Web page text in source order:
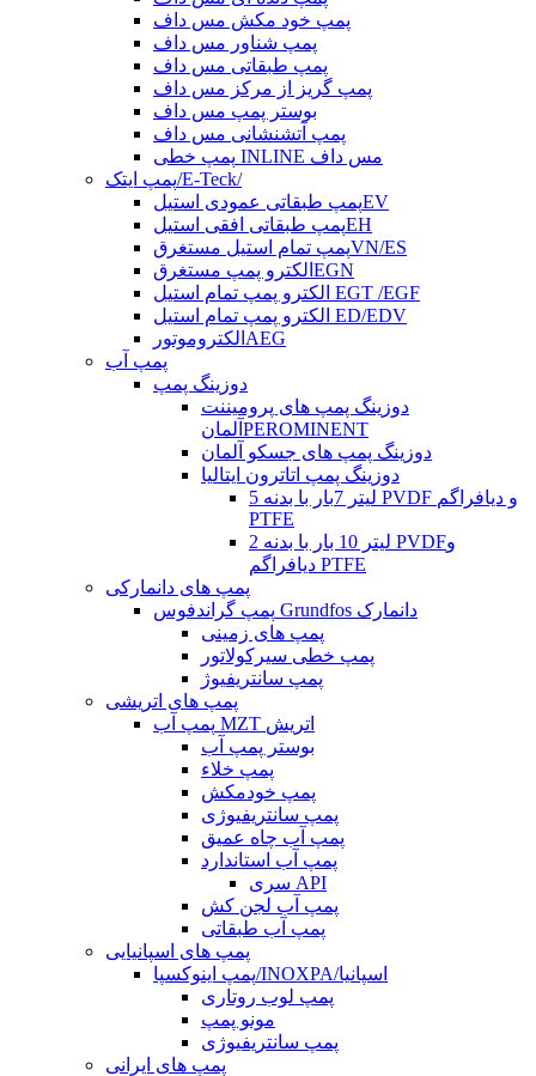
پمپ خود مکش مس داف
پمپ شناور مس داف
پمپ طبقاتی مس داف
پمپ گریز از مرکز مس داف
بوستر پمپ مس داف
پمپ آتشنشانی مس داف
پمپ خطی INLINE مس داف
پمپ ایتک/E-Teck/
پمپ طبقاتی عمودی استیلEV
پمپ طبقاتی افقی استیلEH
پمپ تمام استیل مستغرقVN/ES
الکترو پمپ مستغرقEGN
الکترو پمپ تمام استیل EGT /EGF
الکترو پمپ تمام استیل ED/EDV
الکتروموتورAEG
پمپ آب
دوزینگ پمپ
دوزینگ پمپ های پرومیننت
آلمانPEROMINENT
دوزینگ پمپ های جسکو آلمان
دوزینگ پمپ اتاترون ایتالیا
5 لیتر 7بار با بدنه PVDF و دیافراگم
PTFE
2 لیتر 10 بار با بدنه PVDFو
دیافراگم PTFE
پمپ های دانمارکی
پمپ گراندفوس Grundfos دانمارک
پمپ های زمینی
پمپ خطی سیرکولاتور
پمپ سانتریفیوژ
پمپ های اتریشی
پمپ آب MZT اتریش
بوستر پمپ آب
پمپ خلاء
پمپ خودمکش
پمپ سانتریفیوژی
پمپ آب چاه عمیق
پمپ آب استاندارد
سری API
پمپ آب لجن کش
پمپ آب طبقاتی
پمپ های اسپانیایی
پمپ اینوکسپا/INOXPA/اسپانیا
پمپ لوب روتاری
مونو پمپ
پمپ سانتریفیوژی
پمپ های ایرانی